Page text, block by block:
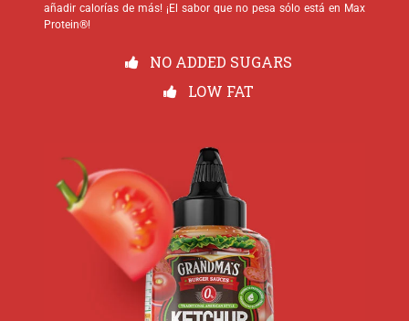
añadir calorías de más! ¡El sabor que no pesa sólo está en Max
Protein®!
NO ADDED SUGARS
LOW FAT